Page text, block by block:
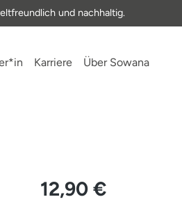
und nachhaltig.
Karriere Über Sowana
12,90 €